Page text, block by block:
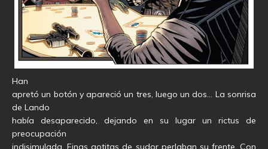
Han
apretó un botón y apareció un tres, luego un dos… La sonrisa
de Lando
había desaparecido, dejando en su lugar un rictus de
preocupación